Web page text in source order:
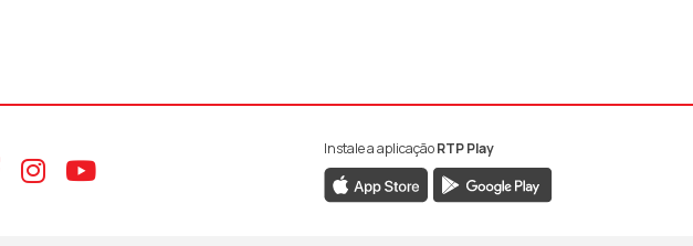
Aceder ao Facebook da RTP Antena 1
Aceder ao Instagram da RTP Antena 1
Aceder ao YouTube da RTP Antena 1
Instale a aplicaçãoRTP Play